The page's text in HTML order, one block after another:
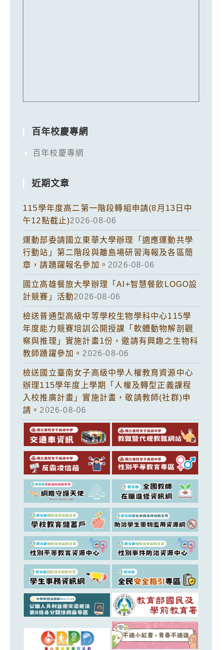
百年校慶專網
百年校慶專網
近期文章
115學年度高二第一階段轉組申請(8月13日中
午12點截止)2026-08-06
運動部委請國立東華大學辦理「適應運動共學
行動站」第二階段與離島場研習海報及各區簡
章，請踴躍報名參加。 2026-08-06
國立高雄餐旅大學辦理「AI+智慧餐飲LOGO設
計競賽」活動2026-08-06
檢送普通型高級中等學校生物學科中心115學
年度能力競賽培訓公開授課「軟體動物解剖觀
察與推理」實施計畫1份，邀請有興趣之生物科
教師踴躍參加。 2026-08-06
檢送國立臺南女子高級中學人權教育資源中心
辦理115學年度上學期「人權及轉型正義課程
入校推廣計畫」實施計畫，敬請教師(社群)申
請。 2026-08-06